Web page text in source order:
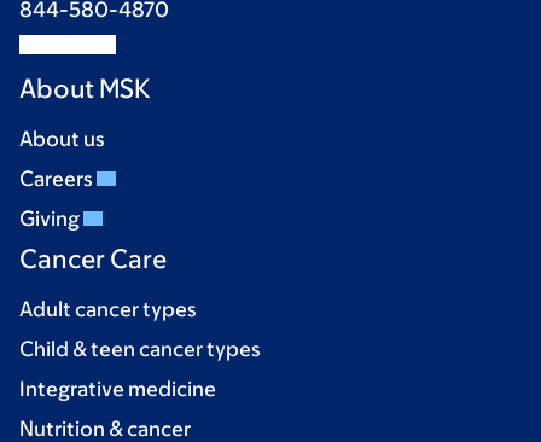
844-580-4870
About MSK
About us
Careers
Giving
Cancer Care
Adult cancer types
Child & teen cancer types
Integrative medicine
Nutrition & cancer